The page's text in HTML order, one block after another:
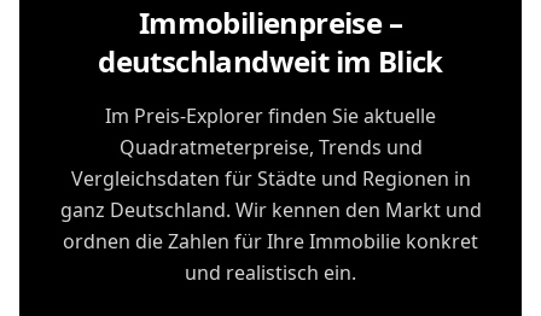
Immobilienpreise –
deutschlandweit im Blick
Im Preis-Explorer finden Sie aktuelle
Quadratmeterpreise, Trends und
Vergleichsdaten für Städte und Regionen in
ganz Deutschland. Wir kennen den Markt und
ordnen die Zahlen für Ihre Immobilie konkret
und realistisch ein.